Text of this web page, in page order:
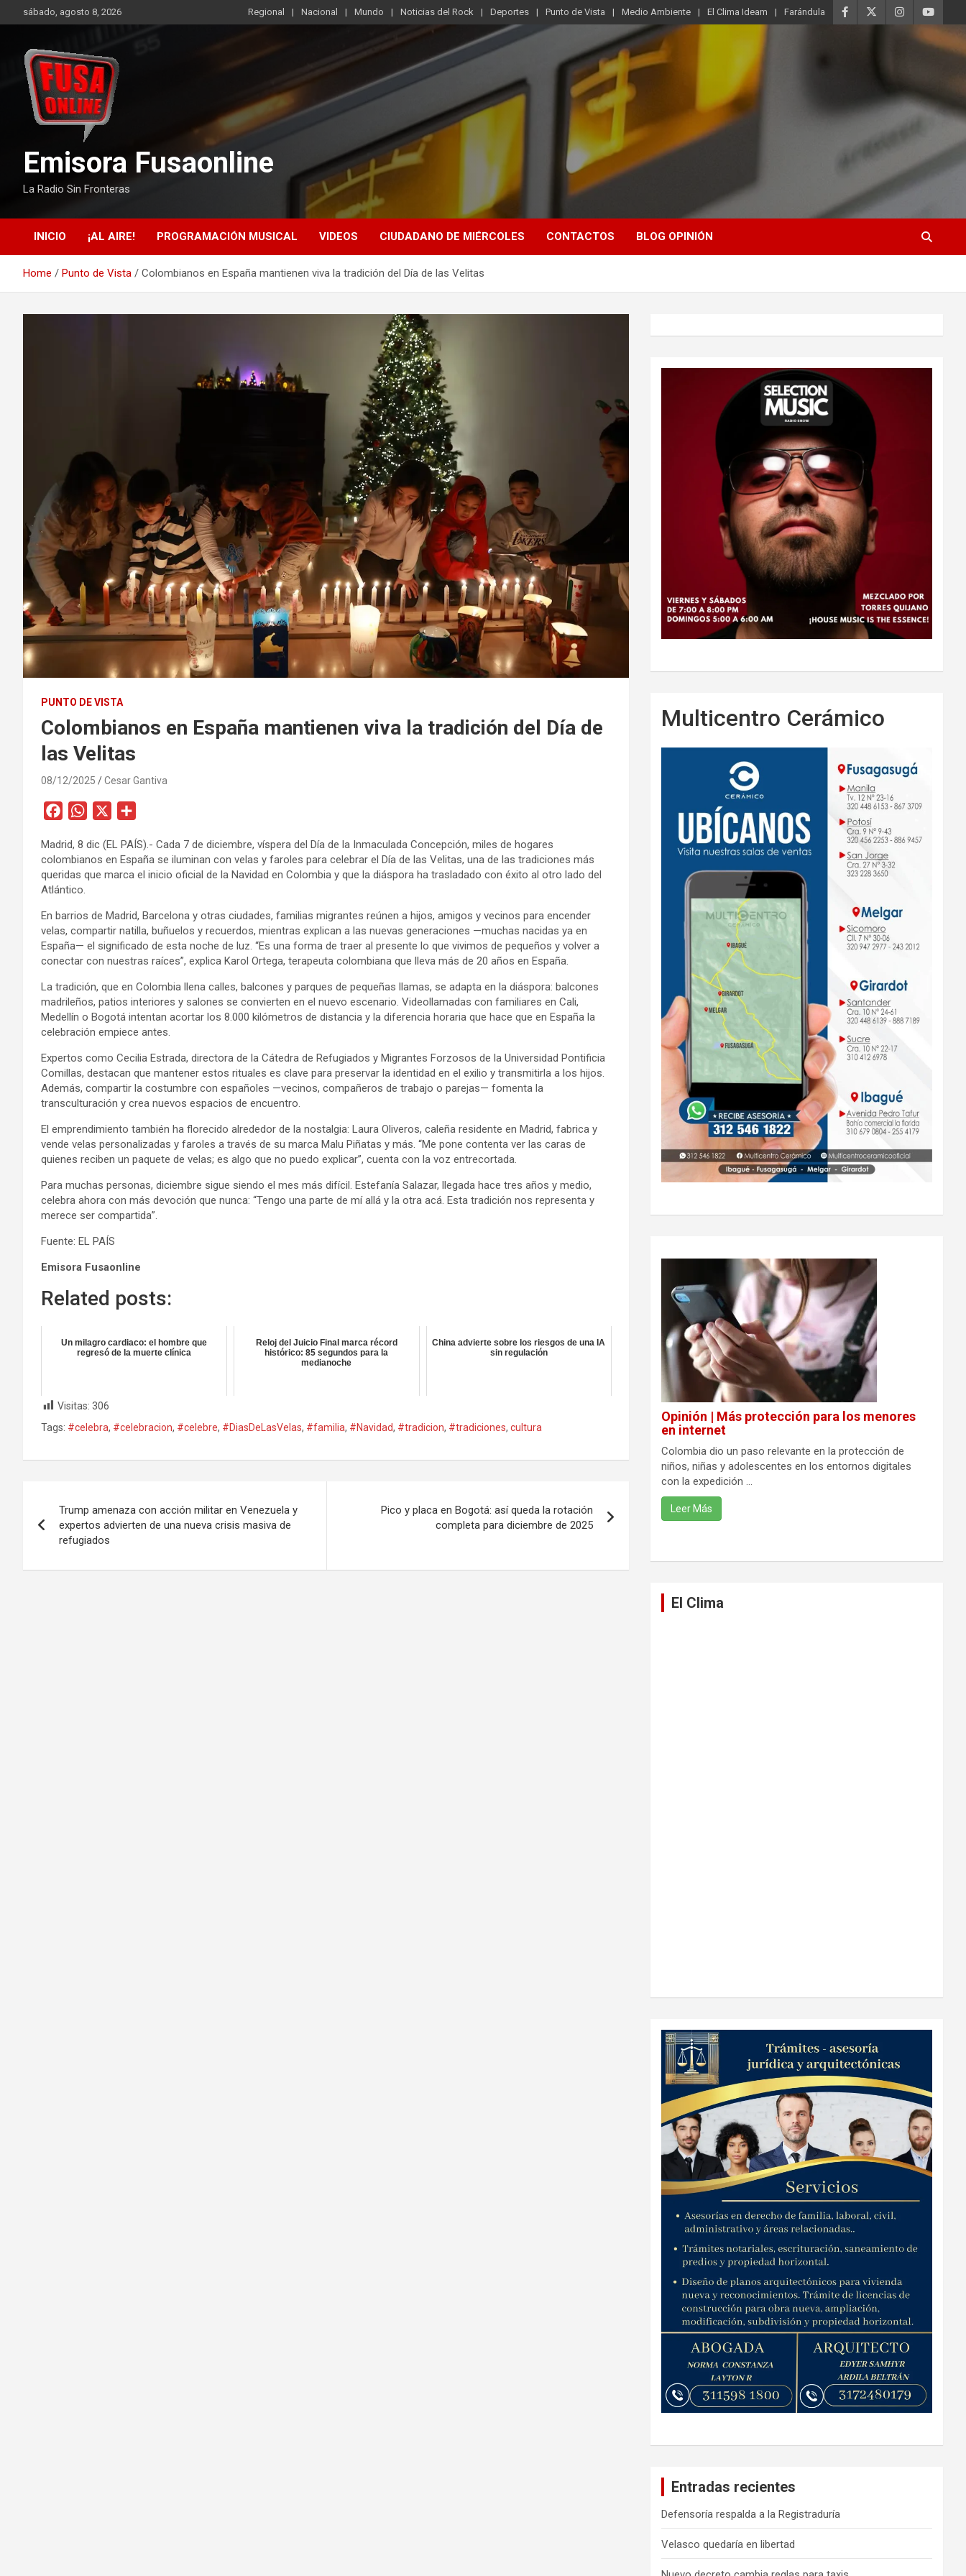
to
sábado, agosto 8, 2026 Regional Nacional Mundo Noticias del Rock Deportes Punto de Vista Medio Ambiente El Clima Ideam Farándula
Emisora Fusaonline
La Radio Sin Fronteras
INICIO ¡AL AIRE! PROGRAMACIÓN MUSICAL VIDEOS CIUDADANO DE MIÉRCOLES CONTACTOS BLOG OPINIÓN
Home Punto de Vista Colombianos en España mantienen viva la tradición del Día de las Velitas
PUNTO DE VISTA
Colombianos en España mantienen viva la tradición del Día de
las Velitas
08/12/2025 Cesar Gantiva
c
e
b
o
k
W
a
t
s
p
p
m
p
t
i
r
Madrid, 8 dic (EL PAÍS).- Cada 7 de diciembre, víspera del Día de la Inmaculada Concepción, miles de hogares
colombianos en España se iluminan con velas y faroles para celebrar el Día de las Velitas, una de las tradiciones más
queridas que marca el inicio oficial de la Navidad en Colombia y que la diáspora ha trasladado con éxito al otro lado del
Atlántico.
En barrios de Madrid, Barcelona y otras ciudades, familias migrantes reúnen a hijos, amigos y vecinos para encender
velas, compartir natilla, buñuelos y recuerdos, mientras explican a las nuevas generaciones —muchas nacidas ya en
España— el significado de esta noche de luz. “Es una forma de traer al presente lo que vivimos de pequeños y volver a
conectar con nuestras raíces”, explica Karol Ortega, terapeuta colombiana que lleva más de 20 años en España.
La tradición, que en Colombia llena calles, balcones y parques de pequeñas llamas, se adapta en la diáspora: balcones
madrileños, patios interiores y salones se convierten en el nuevo escenario. Videollamadas con familiares en Cali,
Medellín o Bogotá intentan acortar los 8.000 kilómetros de distancia y la diferencia horaria que hace que en España la
celebración empiece antes.
Expertos como Cecilia Estrada, directora de la Cátedra de Refugiados y Migrantes Forzosos de la Universidad Pontificia
Comillas, destacan que mantener estos rituales es clave para preservar la identidad en el exilio y transmitirla a los hijos.
Además, compartir la costumbre con españoles —vecinos, compañeros de trabajo o parejas— fomenta la
transculturación y crea nuevos espacios de encuentro.
El emprendimiento también ha florecido alrededor de la nostalgia: Laura Oliveros, caleña residente en Madrid, fabrica y
vende velas personalizadas y faroles a través de su marca Malu Piñatas y más. “Me pone contenta ver las caras de
quienes reciben un paquete de velas; es algo que no puedo explicar”, cuenta con la voz entrecortada.
Para muchas personas, diciembre sigue siendo el mes más difícil. Estefanía Salazar, llegada hace tres años y medio,
celebra ahora con más devoción que nunca: “Tengo una parte de mí allá y la otra acá. Esta tradición nos representa y
merece ser compartida”.
Fuente: EL PAÍS
Emisora Fusaonline
Related posts:
Un milagro cardiaco: el hombre que
regresó de la muerte clínica
Reloj del Juicio Final marca récord
histórico: 85 segundos para la
medianoche
China advierte sobre los riesgos de una IA
sin regulación
Visitas: 306
Tags: #celebra, #celebracion, #celebre, #DiasDeLasVelas, #familia, #Navidad, #tradicion, #tradiciones, cultura
de
entradas
Trump amenaza con acción militar en Venezuela y
expertos advierten de una nueva crisis masiva de
refugiados
Pico y placa en Bogotá: así queda la rotación
completa para diciembre de 2025
Multicentro Cerámico
Opinión | Más protección para los menores
en internet
Colombia dio un paso relevante en la protección de
niños, niñas y adolescentes en los entornos digitales
con la expedición ...
Leer Más
El Clima
Entradas recientes
Defensoría respalda a la Registraduría
Velasco quedaría en libertad